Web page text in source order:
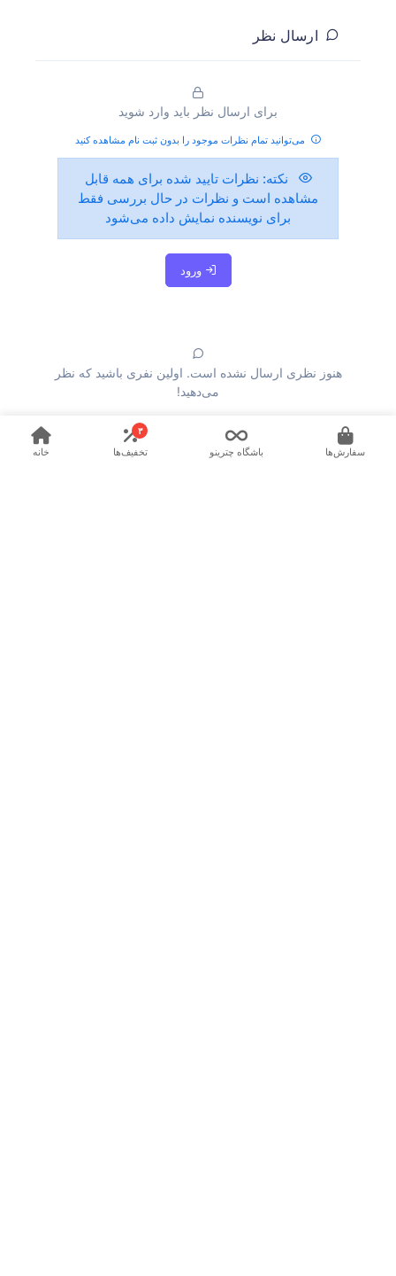
ارسال نظر
برای ارسال نظر باید وارد شوید
می‌توانید تمام نظرات موجود را بدون ثبت نام مشاهده کنید
نکته: نظرات تایید شده برای همه قابل
مشاهده است و نظرات در حال بررسی فقط
برای نویسنده نمایش داده می‌شود
ورود
هنوز نظری ارسال نشده است. اولین نفری باشید که نظر
می‌دهید!
سفارش‌ها باشگاه چترینو
۳
تخفیف‌ها خانه